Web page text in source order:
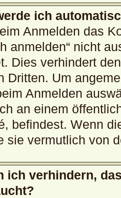
ich
Anmelden das
anmelden“ nicht
Dies verhindert
Dritten. Um
Anmelden
an einem
befindest. Wenn
sie vermutlich von
ich verhindern,